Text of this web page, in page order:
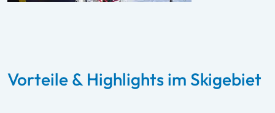
Vorteile & Highlights im Skigebiet